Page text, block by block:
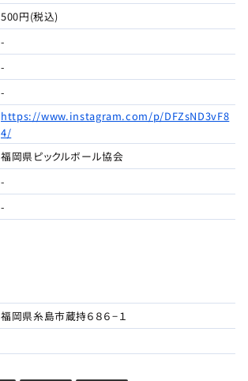
500円(税込)
-
-
-
https://www.instagram.com/p/DFZsND3vF8
4/
福岡県ピックルボール協会
-
-
福岡県糸島市蔵持６８６−１